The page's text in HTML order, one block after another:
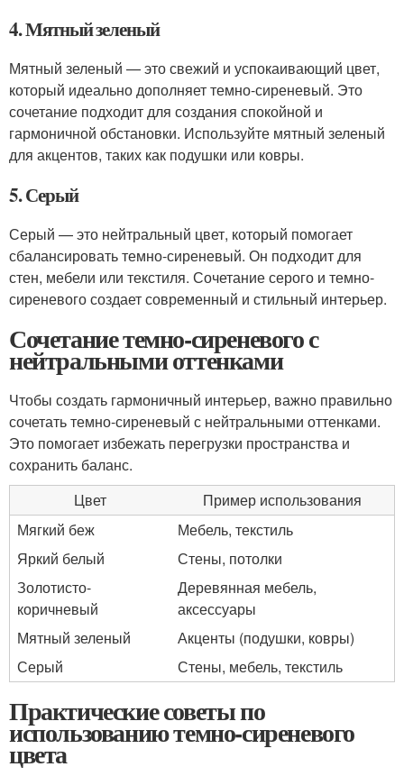
4. Мятный зеленый
Мятный зеленый — это свежий и успокаивающий цвет,
который идеально дополняет темно-сиреневый. Это
сочетание подходит для создания спокойной и
гармоничной обстановки. Используйте мятный зеленый
для акцентов, таких как подушки или ковры.
5. Серый
Серый — это нейтральный цвет, который помогает
сбалансировать темно-сиреневый. Он подходит для
стен, мебели или текстиля. Сочетание серого и темно-
сиреневого создает современный и стильный интерьер.
Сочетание темно-сиреневого с
нейтральными оттенками
Чтобы создать гармоничный интерьер, важно правильно
сочетать темно-сиреневый с нейтральными оттенками.
Это помогает избежать перегрузки пространства и
сохранить баланс.
Цвет
Пример использования
Мягкий беж
Мебель, текстиль
Яркий белый
Стены, потолки
Золотисто-
коричневый
Деревянная мебель,
аксессуары
Мятный зеленый
Акценты (подушки, ковры)
Серый
Стены, мебель, текстиль
Практические советы по
использованию темно-сиреневого
цвета